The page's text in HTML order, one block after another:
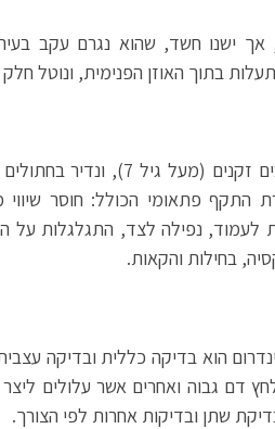
אך ישנו חשד, שהוא נגרם עקב
בתוך האוזן הפנימית, ונוטל
הסינדרום נוטה לתקוף
התקף פתאומי הכולל: חוסר
לעמוד, נפילה לצד, התגלגלות
בחילות והקאות.
הוא בדיקה כללית ובדיקה
דם גבוה ואחרים אשר עלולים
שתן ובדיקות אחרות לפי הצורך.